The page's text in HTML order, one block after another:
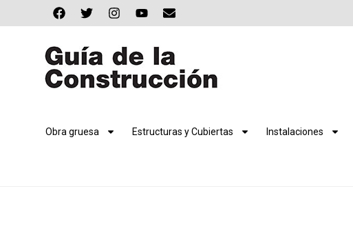
Obra gruesa Estructuras y Cubiertas Instalaciones